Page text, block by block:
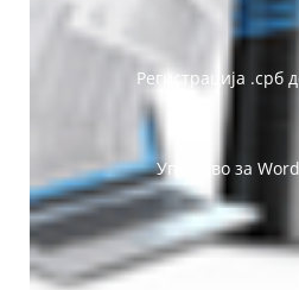
Регистрација .срб
Упутство за